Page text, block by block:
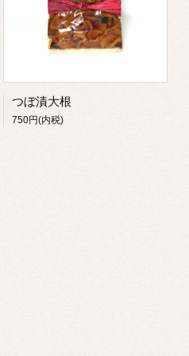
つぼ漬大根
750円(内税)